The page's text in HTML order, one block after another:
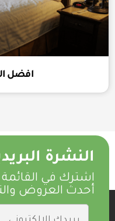
افضل
النشرة
اشترك في
أحدث العروض